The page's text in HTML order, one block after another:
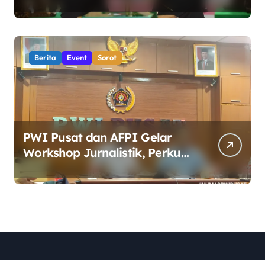
Penguatan Organisasi TNI AD
yang Adaptif dan Profesional
Berita Event Sorot
PWI Pusat dan AFPI Gelar
Workshop Jurnalistik, Perkuat
Literasi Keuangan Digital bagi
Insan Pers